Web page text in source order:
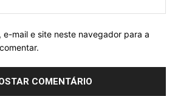
e-mail e site neste navegador para a